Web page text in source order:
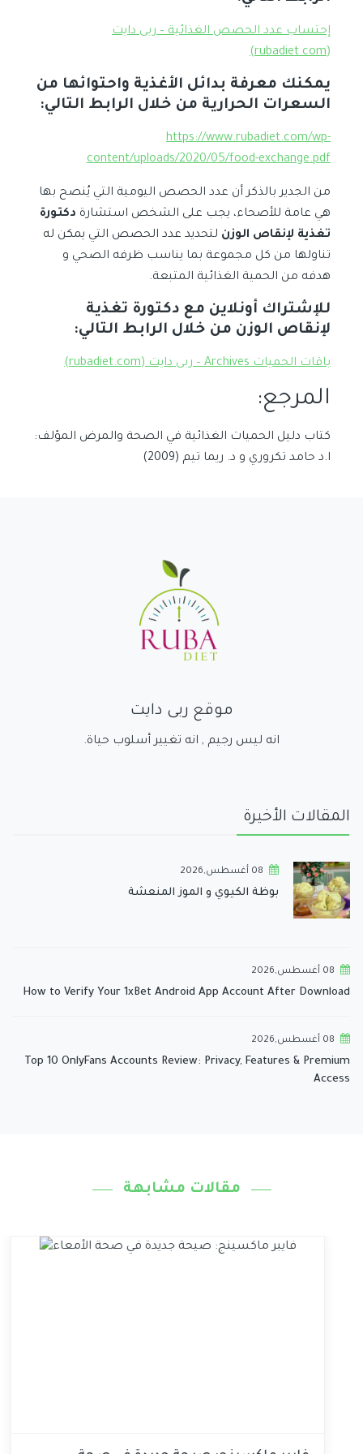
إحتساب عدد الحصص الغذائية – ربى دايت
(rubadiet.com)
يمكنك معرفة بدائل الأغذية واحتوائها من
السعرات الحرارية من خلال الرابط التالي:
https://www.rubadiet.com/wp-
content/uploads/2020/05/food-exchange.pdf
من الجدير بالذكر أن عدد الحصص اليومية التي يُنصح بها
هي عامة للأصحاء، يجب على الشخص استشارة دكتورة
تغذية لإنقاص الوزن لتحديد عدد الحصص التي يمكن له
تناولها من كل مجموعة بما يناسب ظرفه الصحي و
هدفه من الحمية الغذائية المتبعة.
للإشتراك أونلاين مع دكتورة تغذية
لإنقاص الوزن من خلال الرابط التالي:
باقات الحميات Archives – ربى دايت (rubadiet.com)
المرجع:
كتاب دليل الحميات الغذائية في الصحة والمرض المؤلف:
ا.د حامد تكروري و د. ريما تيم (2009)
موقع ربى دايت
انه ليس رجيم , انه تغيير أسلوب حياة.
المقالات الأخيرة
08 أغسطس,2026
بوظة الكيوي و الموز المنعشة
08 أغسطس,2026
How to Verify Your 1xBet Android App Account After Download
08 أغسطس,2026
Top 10 OnlyFans Accounts Review: Privacy, Features & Premium
Access
مقالات مشابهة